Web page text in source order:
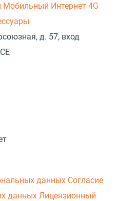
Мобильный Интернет 4G
д. 57, вход
данных Согласие
данных Лицензионный